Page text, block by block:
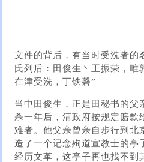
文件的背后，有当时受洗者的
氏列后：田俊生丶王振荣，唯
在津受洗，丁铁磬”
当中田俊生，正是田秘书的父
杀一年后，清政府按规定赔款
难者。他父亲曾亲自步行到北
造了一个记念殉道宣教士的亭
经历文革，这亭子再也找不到